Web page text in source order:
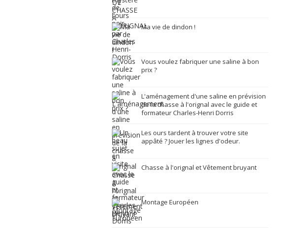
Ma vie de dindon !
Vous voulez fabriquer une saline à bon
prix ?
L'aménagement d'une saline en prévision
de la chasse à l'orignal avec le guide et
formateur Charles-Henri Dorris
Les ours tardent à trouver votre site
appâté ? Jouer les lignes d'odeur.
Chasse à l'orignal et Vêtement bruyant
Montage Européen